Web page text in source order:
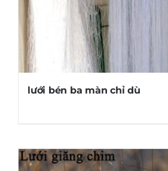
lưới bén ba màn chỉ dù